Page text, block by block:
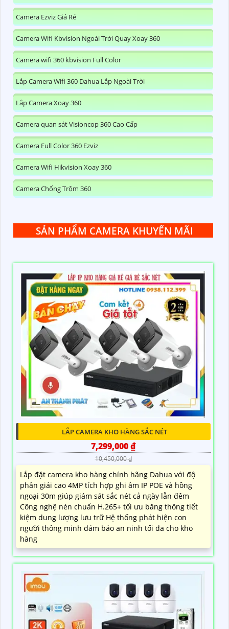
Camera Ezviz Giá Rẻ
Camera Wifi Kbvision Ngoài Trời Quay Xoay 360
Camera wifi 360 kbvision Full Color
Lắp Camera Wifi 360 Dahua Lắp Ngoài Trời
Lắp Camera Xoay 360
Camera quan sát Visioncop 360 Cao Cấp
Camera Full Color 360 Ezviz
Camera Wifi Hikvision Xoay 360
Camera Chống Trộm 360
SẢN PHẨM CAMERA KHUYẾN MÃI
LẮP CAMERA KHO HÀNG SẮC NÉT
7,299,000 ₫
10,450,000 ₫
Lắp đặt camera kho hàng chính hãng Dahua với độ
phân giải cao 4MP tích hợp ghi âm IP POE và hồng
ngoại 30m giúp giám sát sắc nét cả ngày lẫn đêm
Công nghệ nén chuẩn H.265+ tối ưu băng thông tiết
kiệm dung lượng lưu trữ Hệ thống phát hiện con
người thông minh đảm bảo an ninh tối đa cho kho
hàng